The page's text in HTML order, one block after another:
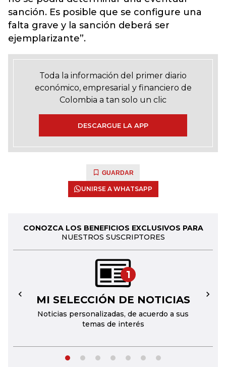
sanción. Es posible que se configure una
falta grave y la sanción deberá ser
ejemplarizante”.
Toda la información del primer diario
económico, empresarial y financiero de
Colombia a tan solo un clic
DESCARGUE LA APP
GUARDAR
UNIRSE A WHATSAPP
CONOZCA LOS BENEFICIOS EXCLUSIVOS PARA
NUESTROS SUSCRIPTORES
1
MI SELECCIÓN DE NOTICIAS
Noticias personalizadas, de acuerdo a sus
temas de interés
← →